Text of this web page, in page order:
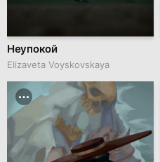
Неупокой
Elizaveta Voyskovskaya